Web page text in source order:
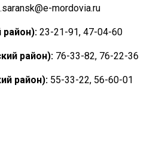
ГОЛОС
озвучивание
по умолчанию
mordovia.ru
район): 23-21-91, 47-04-60
район): 76-33-82, 76-22-36
район): 55-33-22, 56-60-01